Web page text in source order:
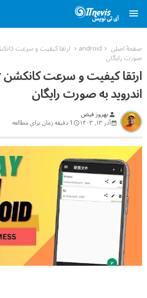
صفحهٔ اصلی android
صورت رایگان
اندروید به صورت رایگان
person بهروز فیض
آذر ۱۳, ۱۴۰۳ 1 دقیقه زمان برای مطالعه